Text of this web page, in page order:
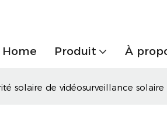
Home Produit À
solaire de vidéosurveillance